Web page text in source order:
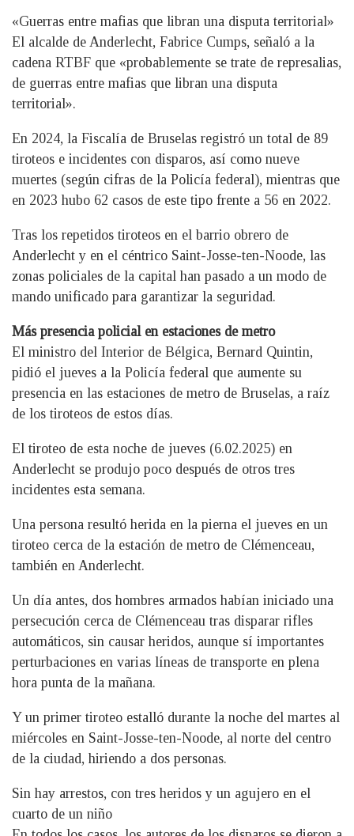
«Guerras entre mafias que libran una disputa territorial»
El alcalde de Anderlecht, Fabrice Cumps, señaló a la
cadena RTBF que «probablemente se trate de represalias,
de guerras entre mafias que libran una disputa
territorial».
En 2024, la Fiscalía de Bruselas registró un total de 89
tiroteos e incidentes con disparos, así como nueve
muertes (según cifras de la Policía federal), mientras que
en 2023 hubo 62 casos de este tipo frente a 56 en 2022.
Tras los repetidos tiroteos en el barrio obrero de
Anderlecht y en el céntrico Saint-Josse-ten-Noode, las
zonas policiales de la capital han pasado a un modo de
mando unificado para garantizar la seguridad.
Más presencia policial en estaciones de metro
El ministro del Interior de Bélgica, Bernard Quintin,
pidió el jueves a la Policía federal que aumente su
presencia en las estaciones de metro de Bruselas, a raíz
de los tiroteos de estos días.
El tiroteo de esta noche de jueves (6.02.2025) en
Anderlecht se produjo poco después de otros tres
incidentes esta semana.
Una persona resultó herida en la pierna el jueves en un
tiroteo cerca de la estación de metro de Clémenceau,
también en Anderlecht.
Un día antes, dos hombres armados habían iniciado una
persecución cerca de Clémenceau tras disparar rifles
automáticos, sin causar heridos, aunque sí importantes
perturbaciones en varias líneas de transporte en plena
hora punta de la mañana.
Y un primer tiroteo estalló durante la noche del martes al
miércoles en Saint-Josse-ten-Noode, al norte del centro
de la ciudad, hiriendo a dos personas.
Sin hay arrestos, con tres heridos y un agujero en el
cuarto de un niño